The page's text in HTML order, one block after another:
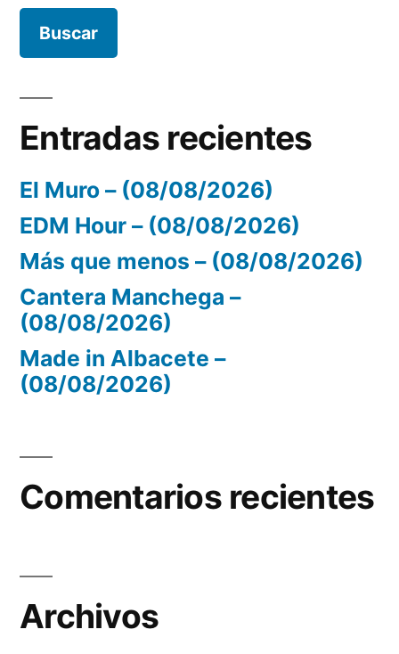
Entradas recientes
El Muro – (08/08/2026)
EDM Hour – (08/08/2026)
Más que menos – (08/08/2026)
Cantera Manchega –
(08/08/2026)
Made in Albacete –
(08/08/2026)
Comentarios recientes
Archivos